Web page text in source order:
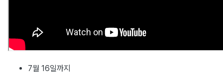
7월 16일까지